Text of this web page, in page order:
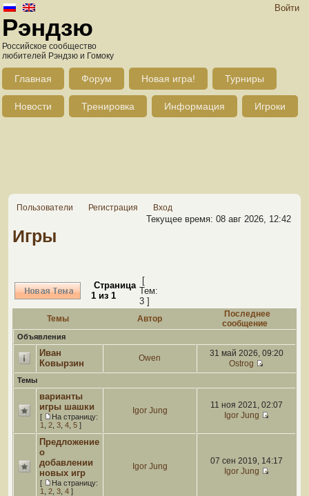
Войти
Рэндзю
Российское сообщество
любителей Рэндзю и Гомоку
Главная Форум Новая игра! Турниры
Новости Тренировка Информация Игроки
Пользователи Регистрация Вход
Текущее время: 08 авг 2026, 12:42
Игры
Страница
1 из 1
[
Тем:
3 ]
Темы Автор
Последнее
сообщение
Объявления
Иван
Ковырзин
Owen
31 май 2026, 09:20
Ostrog
Темы
варианты
игры шашки
[
На страницу:
1
2 3 4 5 ]
Igor Jung
11 ноя 2021, 02:07
Igor Jung
Предложение
о
добавлении
новых игр
[
На страницу:
1
2 3 4 ]
Igor Jung
07 сен 2019, 14:17
Igor Jung